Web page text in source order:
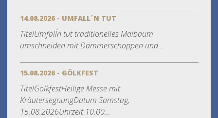
14.08.2026 - UMFALL´N TUT
TitelUmfall´n tut traditionelles Maibaum
umschneiden mit Dämmerschoppen und...
15.08.2026 - GÖLKFEST
TitelGölkfestHeilige Messe mit
KräutersegnungDatum Samstag,
15.08.2026Uhrzeit 10.00...